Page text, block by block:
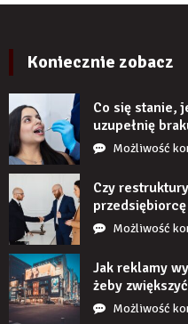
Koniecznie zobacz
Co się stanie,
uzupełnię
Możliwość
Czy
Możliwość
Jak reklamy
żeby
Możliwość